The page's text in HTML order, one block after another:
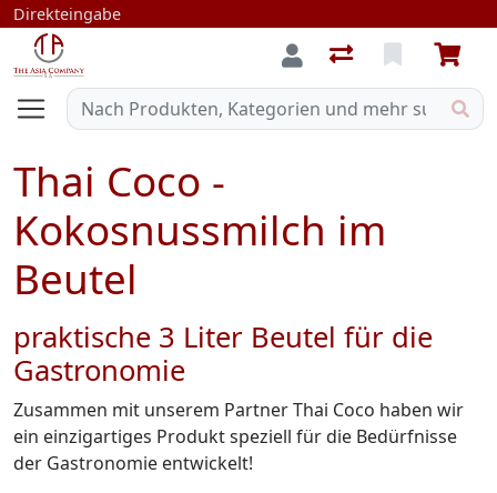
Direkteingabe
Thai Coco -
Kokosnussmilch im
Beutel
praktische 3 Liter Beutel für die
Gastronomie
Zusammen mit unserem Partner Thai Coco haben wir
ein einzigartiges Produkt speziell für die Bedürfnisse
der Gastronomie entwickelt!